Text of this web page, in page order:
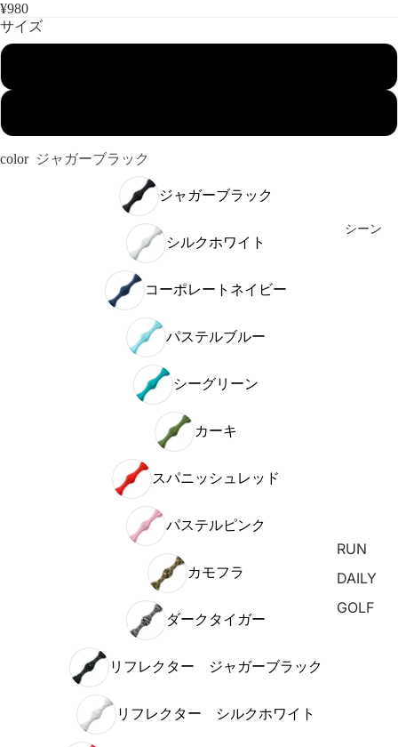
シーン
RUN
DAILY
GOLF
¥980
サイズ
color ジャガーブラック
ジャガーブラック
シルクホワイト
コーポレートネイビー
パステルブルー
シーグリーン
カーキ
スパニッシュレッド
パステルピンク
カモフラ
ダークタイガー
リフレクター ジャガーブラック
リフレクター シルクホワイト